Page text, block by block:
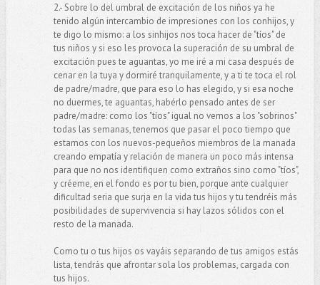
2.- Sobre lo del umbral de excitación de los niños ya he
tenido algún intercambio de impresiones con los conhijos, y
te digo lo mismo: a los sinhijos nos toca hacer de "tíos" de
tus niños y si eso les provoca la superación de su umbral de
excitación pues te aguantas, yo me iré a mi casa después de
cenar en la tuya y dormiré tranquilamente, y a ti te toca el rol
de padre/madre, que para eso lo has elegido, y si esa noche
no duermes, te aguantas, habérlo pensado antes de ser
padre/madre: como los "tíos" igual no vemos a los "sobrinos"
todas las semanas, tenemos que pasar el poco tiempo que
estamos con los nuevos-pequeños miembros de la manada
creando empatía y relación de manera un poco más intensa
para que no nos identifiquen como extraños sino como "tíos",
y créeme, en el fondo es por tu bien, porque ante cualquier
dificultad seria que surja en la vida tus hijos y tu tendréis más
posibilidades de supervivencia si hay lazos sólidos con el
resto de la manada.
Como tu o tus hijos os vayáis separando de tus amigos estás
lista, tendrás que afrontar sola los problemas, cargada con
tus hijos.